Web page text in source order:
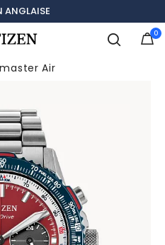
RETOURS SANS FRAIS
ANGLAISE
0
Air